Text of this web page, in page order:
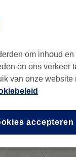
om inhoud en
en ons verkeer
van onze website
accepteren